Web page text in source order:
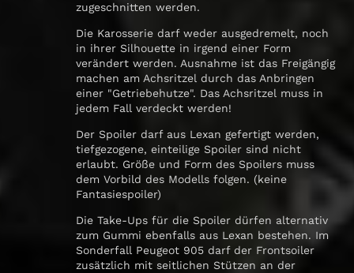
zugeschnitten werden.
Die Karosserie darf weder ausgedremelt, noch
in ihrer Silhouette in irgend einer Form
verändert werden. Ausnahme ist das Freigängig
machen am Achsritzel durch das Anbringen
einer "Getriebehutze". Das Achsritzel muss in
jedem Fall verdeckt werden!
Der Spoiler darf aus Lexan gefertigt werden,
tiefgezogene, einteilige Spoiler sind nicht
erlaubt. Größe und Form des Spoilers muss
dem Vorbild des Modells folgen. (keine
Fantasiespoiler)
Die Take-Ups für die Spoiler dürfen alternativ
zum Gummi ebenfalls aus Lexan bestehen. Im
Sonderfall Peugeot 905 darf der Frontsoiler
zusätzlich mit seitlichen Stützen an der